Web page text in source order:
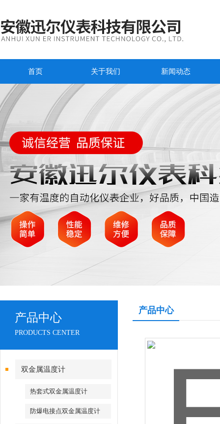
首页 关于我们 新闻动态
产品中心
PRODUCTS CENTER
双金属温度计
热套式双金属温度计
防爆电接点双金属温度计
产品中心